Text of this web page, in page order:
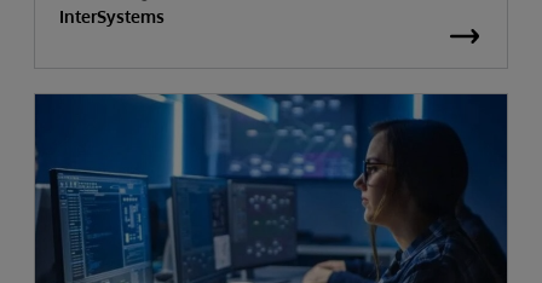
InterSystems